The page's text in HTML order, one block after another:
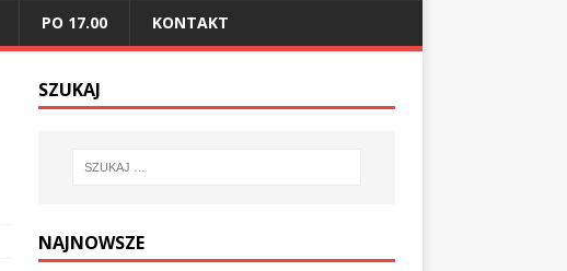
PO 17.00 KONTAKT
SZUKAJ
NAJNOWSZE